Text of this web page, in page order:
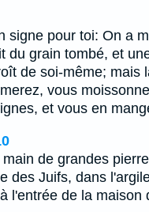
signe pour toi: On a
du grain tombé, et
de soi-même; mais
vous
et vous en
de grandes
des Juifs, dans
l'entrée de la maison